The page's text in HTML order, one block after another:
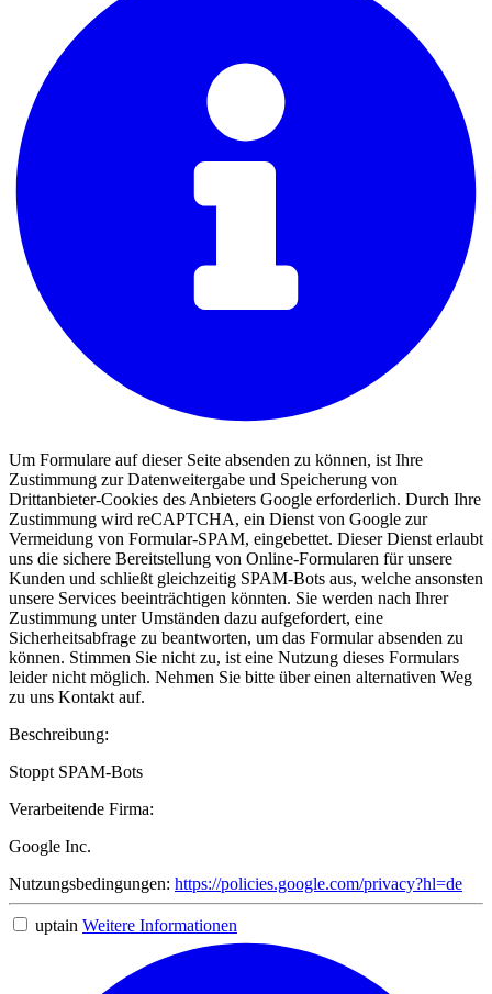
Um Formulare auf dieser Seite absenden zu können, ist Ihre
Zustimmung zur Datenweitergabe und Speicherung von
Drittanbieter-Cookies des Anbieters Google erforderlich. Durch Ihre
Zustimmung wird reCAPTCHA, ein Dienst von Google zur
Vermeidung von Formular-SPAM, eingebettet. Dieser Dienst erlaubt
uns die sichere Bereitstellung von Online-Formularen für unsere
Kunden und schließt gleichzeitig SPAM-Bots aus, welche ansonsten
unsere Services beeinträchtigen könnten. Sie werden nach Ihrer
Zustimmung unter Umständen dazu aufgefordert, eine
Sicherheitsabfrage zu beantworten, um das Formular absenden zu
können. Stimmen Sie nicht zu, ist eine Nutzung dieses Formulars
leider nicht möglich. Nehmen Sie bitte über einen alternativen Weg
zu uns Kontakt auf.
Beschreibung:
Stoppt SPAM-Bots
Verarbeitende Firma:
Google Inc.
Nutzungsbedingungen: https://policies.google.com/privacy?hl=de
uptain Weitere Informationen